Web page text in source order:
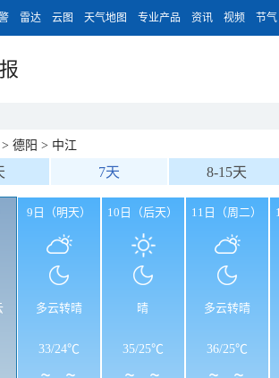
雷达 云图 天气地图 专业产品 资讯 视频 节气
> 德阳 > 中江
7天 8-15天
9日（明天）
多云转晴
33/24℃
10日（后天）
晴
35/25℃
11日（周二）
多云转晴
36/25℃